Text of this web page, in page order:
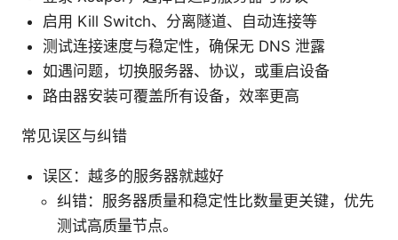
启用 Kill Switch、分离隧道、自动连接等
测试连接速度与稳定性，确保无 DNS 泄露
如遇问题，切换服务器、协议，或重启设备
路由器安装可覆盖所有设备，效率更高
常见误区与纠错
误区：越多的服务器就越好
纠错：服务器质量和稳定性比数量更关键，优先
测试高质量节点。